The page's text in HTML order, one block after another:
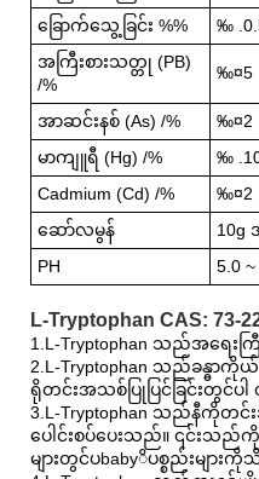
ခြောက်သွေ့ခြင်း %% ‰
အကြီးစားသတ္တု (PB)
/%
‰¤5
အာဆင်းနစ် (As) /% ‰¤2
မာကျူရီ (Hg) /%
‰
Cadmium (Cd) /%
‰¤2
ဆော်လမွန်
PH
5.0 ~
L-Tryptophan CAS: 73-
1.L-Tryptophan သည်အရေး
2.L-Tryptophan သည်ခန္ဓာ
ရိုတင်းအသစ်ပြုပြင်ခြင်းတွင်ပ
3.L-Tryptophan သည်နီကို
ပေါင်းစပ်ပေးသည်။ ၎င်းသ
များတွင်ပbabyိပစ္စည်းမျာ